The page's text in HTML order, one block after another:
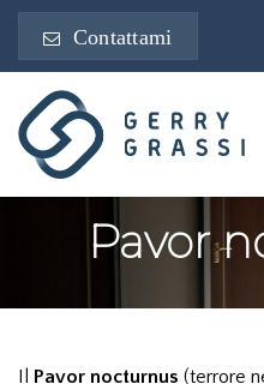
Contattami
Pavor
Il Pavor nocturnus (terrore